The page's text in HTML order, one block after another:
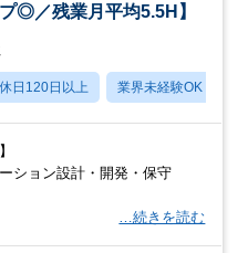
◎／残業月平均5.5H】
休日120日以上 業界未経験OK
ション設計・開発・保守
…続きを読む